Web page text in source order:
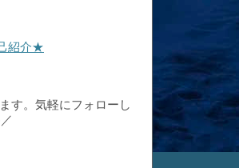
紹介★
す。気軽にフォローし